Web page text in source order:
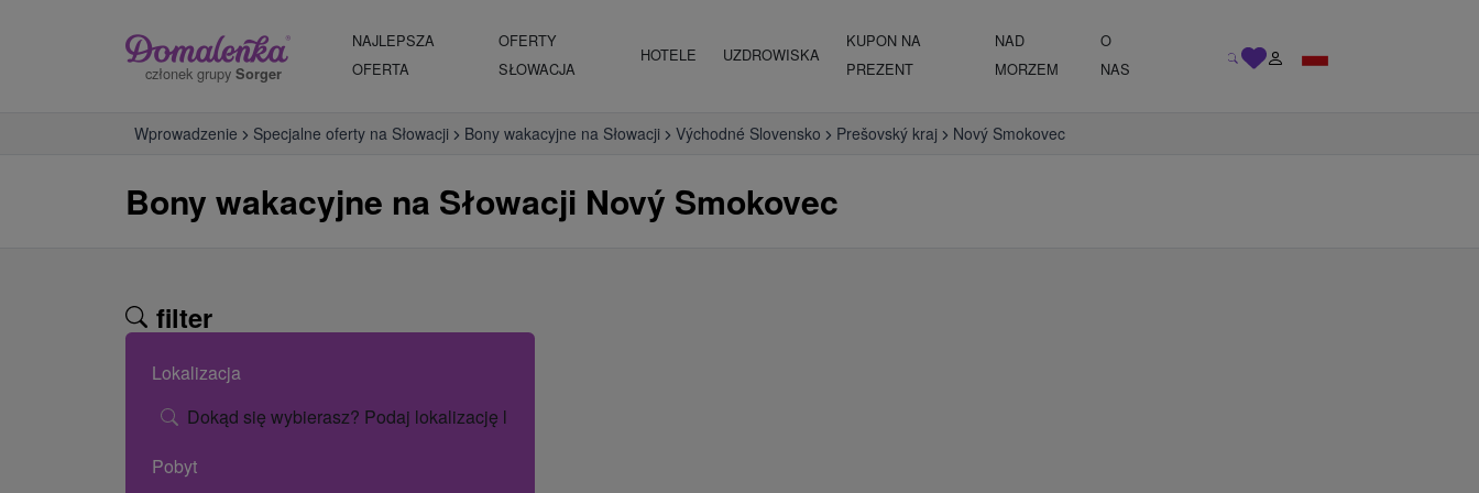
członek grupy Sorger
NAJLEPSZA
OFERTA
OFERTY
SŁOWACJA
HOTELE UZDROWISKA
KUPON NA
PREZENT
NAD
MORZEM
O
NAS
Wprowadzenie Specjalne oferty na Słowacji Bony wakacyjne na Słowacji Východné Slovensko Prešovský kraj Nový Smokovec
Bony wakacyjne na Słowacji Nový Smokovec
filter
Lokalizacja
Dokąd się wybierasz? Podaj lokalizację lub nazwę hotelu.
Pobyt